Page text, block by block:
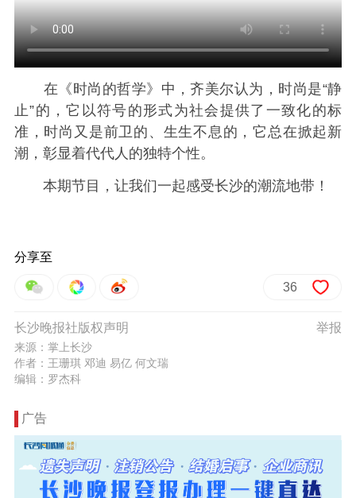
在《时尚的哲学》中，齐美尔认为，时尚是“静
止”的，它以符号的形式为社会提供了一致化的标
准，时尚又是前卫的、生生不息的，它总在掀起新
潮，彰显着代代人的独特个性。
本期节目，让我们一起感受长沙的潮流地带！
分享至
36
举报
长沙晚报社版权声明
来源：掌上长沙
作者：王珊琪 邓迪 易亿 何文瑞
编辑：罗杰科
广告